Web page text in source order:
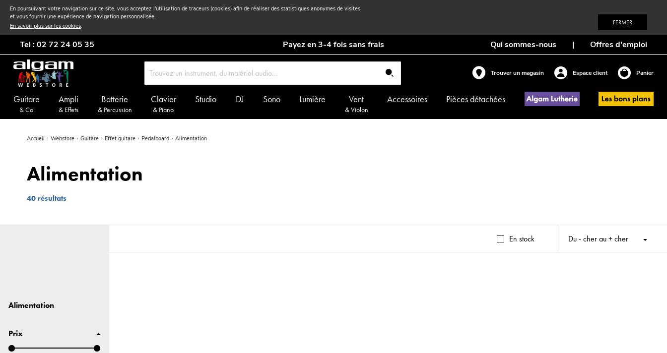
En poursuivant votre navigation sur ce site, vous acceptez l'utilisation de traceurs (cookies) afin de réaliser des statistiques anonymes de visites
et vous fournir une expérience de navigation personnalisée.
En savoir plus sur les cookies. FERMER
Tel : 02 72 24 05 35 Payez en 3-4 fois sans frais Qui sommes-nous | Offres d'emploi
Trouver un magasin Espace client Panier
Guitare
& Co
Ampli
& Effets
Batterie
& Percussion
Clavier
& Piano
Studio DJ Sono Lumière Vent
& Violon
Accessoires Pièces détachées
Accueil Webstore Guitare Effet guitare Pedalboard Alimentation
Alimentation
40résultats
Du - cher au + cher
En stock
Alimentation
Prix